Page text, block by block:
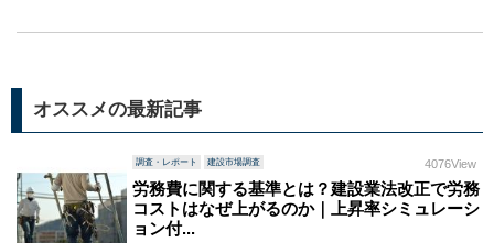
オススメの最新記事
調査・レポート 建設市場調査 4076View
労務費に関する基準とは？建設業法改正で労務
コストはなぜ上がるのか｜上昇率シミュレーシ
ョン付...